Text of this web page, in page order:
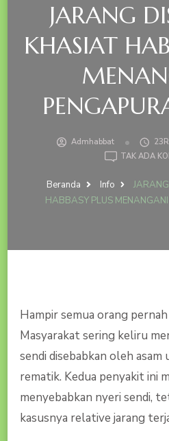
JARANG
KHASIAT
Admhabbat
TAK ADA
Beranda Info
HABBASY PLUS
Hampir semua orang
Masyarakat sering keliru
sendi disebabkan oleh
rematik. Kedua penyakit ini
menyebabkan nyeri sendi,
kasusnya relative jarang